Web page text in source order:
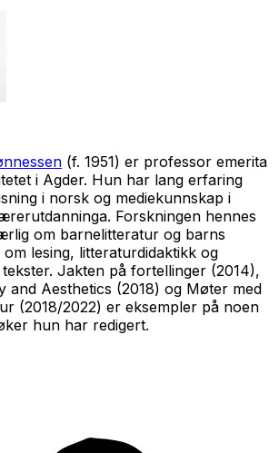
(f. 1951) er professor emerita
i Agder. Hun har lang erfaring
i norsk og mediekunnskap i
Forskningen hennes
om barnelitteratur og barns
om lesing, litteraturdidaktikk og
Jakten på fortellinger (2014),
and Aesthetics (2018) og Møter med
(2018/2022) er eksempler på noen
hun har redigert.